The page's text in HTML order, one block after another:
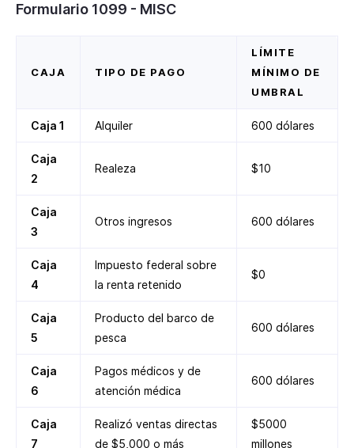
Formulario 1099 - MISC
CAJA TIPO DE PAGO
LÍMITE
MÍNIMO DE
UMBRAL
Caja 1 Alquiler 600 dólares
Caja
2
Realeza $10
Caja
3
Otros ingresos 600 dólares
Caja
4
Impuesto federal sobre
la renta retenido
$0
Caja
5
Producto del barco de
pesca
600 dólares
Caja
6
Pagos médicos y de
atención médica
600 dólares
Caja
7
Realizó ventas directas
de $5,000 o más
$5000
millones